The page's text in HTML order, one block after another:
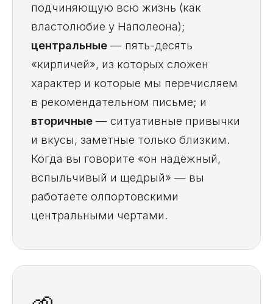
подчиняющую всю жизнь (как
властолюбие у Наполеона);
центральные — пять-десять
«кирпичей», из которых сложен
характер и которые мы перечисляем
в рекомендательном письме; и
вторичные — ситуативные привычки
и вкусы, заметные только близким.
Когда вы говорите «он надёжный,
вспыльчивый и щедрый» — вы
работаете олпортовскими
центральными чертами.